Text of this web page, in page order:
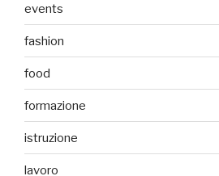
events
fashion
food
formazione
istruzione
lavoro